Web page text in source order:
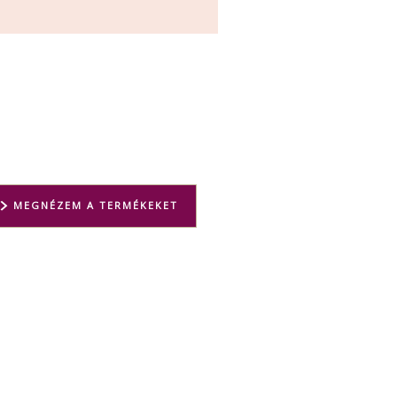
MEGNÉZEM A TERMÉKEKET